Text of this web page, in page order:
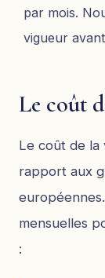
par mois.
vigueur
Le coût
Le coût de la
rapport aux
mensuelles
: